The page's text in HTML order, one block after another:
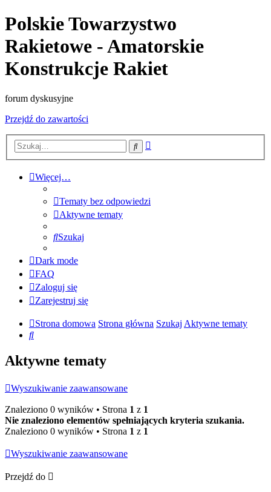
Polskie Towarzystwo
Rakietowe - Amatorskie
Konstrukcje Rakiet
forum dyskusyjne
Przejdź do zawartości
Szukaj
Więcej…
Tematy bez odpowiedzi
Aktywne tematy
Szukaj
Dark mode
FAQ
Zaloguj się
Zarejestruj się
Strona domowa Strona główna Szukaj Aktywne tematy
Szukaj
Aktywne tematy
Wyszukiwanie zaawansowane
Znaleziono 0 wyników • Strona 1 z 1
Nie znaleziono elementów spełniających kryteria szukania.
Znaleziono 0 wyników • Strona 1 z 1
Wyszukiwanie zaawansowane
Przejdź do